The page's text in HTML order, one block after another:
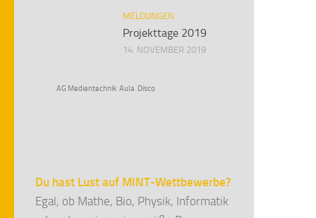
MELDUNGEN
Projekttage 2019
14. NOVEMBER 2019
AG Medientechnik Aula Disco
Du hast Lust auf MINT-Wettbewerbe?
Egal, ob Mathe, Bio, Physik, Informatik